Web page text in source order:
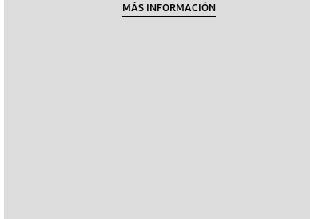
MÁS INFORMACIÓN